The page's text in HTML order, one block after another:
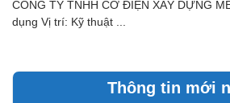
Thông tin mới
CÔNG TY TNHH CƠ ĐIỆN XÂY DỰNG
dụng Vị trí: Kỹ thuật ...